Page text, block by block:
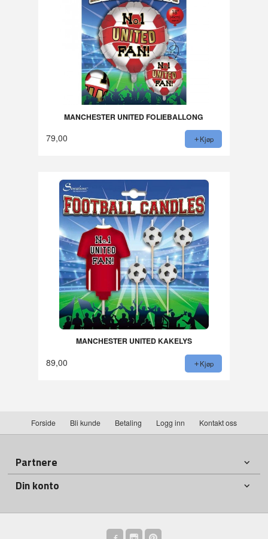
MANCHESTER UNITED FOLIEBALLONG
79,00 Kjøp
MANCHESTER UNITED KAKELYS
89,00 Kjøp
Forside Bli kunde Betaling Logg inn Kontakt oss
Partnere
Din konto